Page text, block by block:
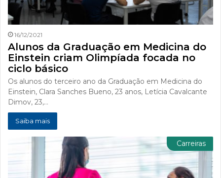
16/12/2021
Alunos da Graduação em Medicina do
Einstein criam Olimpíada focada no
ciclo básico
Os alunos do terceiro ano da Graduação em Medicina do
Einstein, Clara Sanches Bueno, 23 anos, Letícia Cavalcante
Dimov, 23,…
Saiba mais
Carreiras